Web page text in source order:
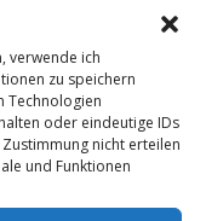
verwende ich
zu speichern
Technologien
oder eindeutige IDs
nicht erteilen
und Funktionen